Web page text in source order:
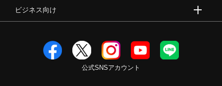
ビジネス向け
公式SNSアカウント